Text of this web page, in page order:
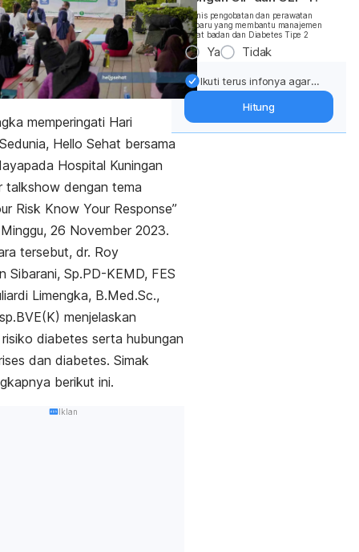
memperingati Hari
Hello Sehat bersama
Hospital Kuningan
talkshow dengan tema
Risk Know Your Response”
26 November 2023.
tersebut, dr. Roy
Sibarani, Sp.PD-KEMD, FES
Limengka, B.Med.Sc.,
menjelaskan
diabetes serta hubungan
dan diabetes. Simak
berikut ini.
Iklan
*Jenis pengobatan dan perawatan
terbaru yang membantu manajemen
berat badan dan Diabetes Tipe 2
Ya Tidak
Ikuti terus infonya agar
Dapatkan update dari
Hitung